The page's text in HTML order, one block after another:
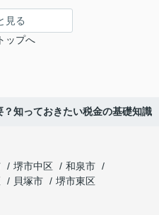
見る
ップへ
知っておきたい税金の基礎知識
堺市中区
和泉市
貝塚市
堺市東区